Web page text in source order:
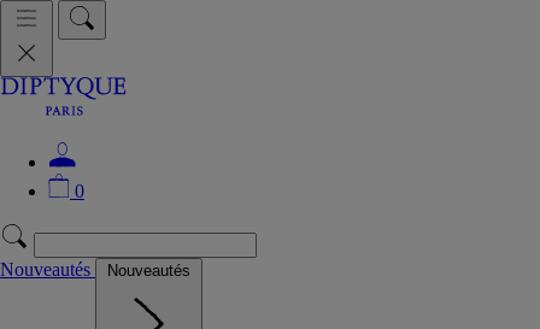
0
Nouveautés Nouveautés